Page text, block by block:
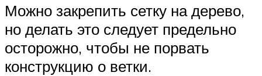
Можно закрепить сетку на дерево,
но делать это следует предельно
осторожно, чтобы не порвать
конструкцию о ветки.